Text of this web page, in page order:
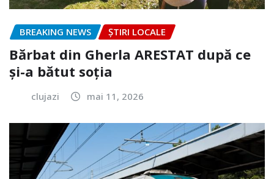
BREAKING NEWS ȘTIRI LOCALE
Bărbat din Gherla ARESTAT după ce
și-a bătut soția
clujazi mai 11, 2026